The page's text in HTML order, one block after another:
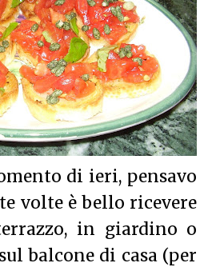
di ieri, pensavo
volte è bello ricevere
in giardino o
balcone di casa (per